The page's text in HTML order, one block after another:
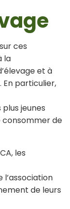
ces
la
et à
En particulier,
plus jeunes
consommer de
les
l’association
de leurs